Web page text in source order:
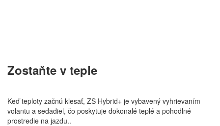
Zostaňte v teple
Keď teploty začnú klesať, ZS Hybrid+ je vybavený vyhrievaním
volantu a sedadiel, čo poskytuje dokonalé teplé a pohodlné
prostredie na jazdu..